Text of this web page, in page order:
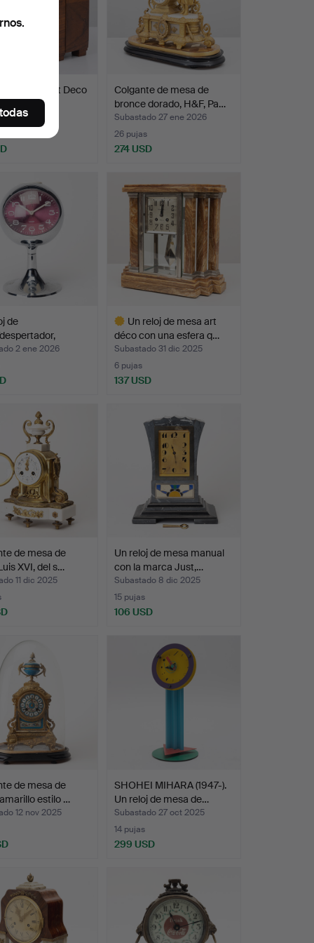
de mesa Art Deco
de los …
1 feb 2026
Colgante de mesa de
bronce dorado, H&F, Pa…
Subastado 27 ene 2026
26 pujas
274 USD
de
como…
2 ene 2026
Un reloj de mesa art
déco con una esfera q…
Subastado 31 dic 2025
6 pujas
137 USD
seleccionado
de mesa de
XVI, del s…
11 dic 2025
Un reloj de mesa manual
con la marca Just,…
Subastado 8 dic 2025
15 pujas
106 USD
de mesa de
estilo …
12 nov 2025
SHOHEI MIHARA (1947-).
Un reloj de mesa de…
Subastado 27 oct 2025
14 pujas
299 USD